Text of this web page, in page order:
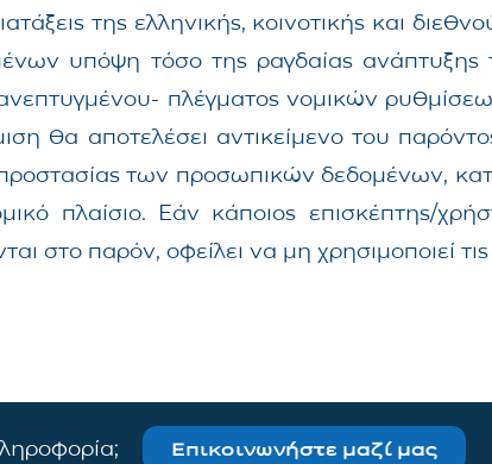
της ελληνικής, κοινοτικής και
υπόψη τόσο της ραγδαίας ανάπτυξης
πλέγματος νομικών
θα αποτελέσει αντικείμενο του
των προσωπικών δεδομένων,
πλαίσιο. Εάν κάποιος επισκέπτης/
στο παρόν, οφείλει να μη χρησιμοποιεί
Επικοινωνήστε μαζί μας